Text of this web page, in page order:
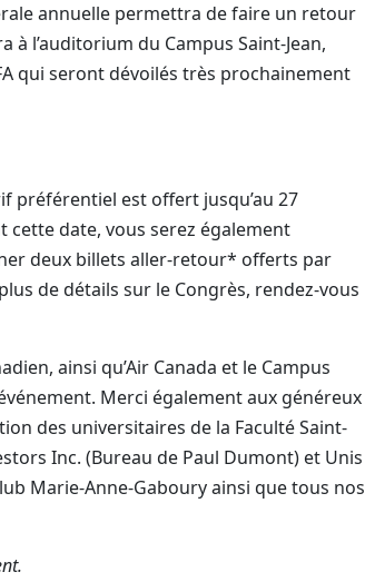
annuelle permettra de faire un retour
à l’auditorium du Campus Saint-Jean,
qui seront dévoilés très prochainement
préférentiel est offert jusqu’au 27
cette date, vous serez également
deux billets aller-retour* offerts par
de détails sur le Congrès, rendez-vous
ainsi qu’Air Canada et le Campus
Merci également aux généreux
des universitaires de la Faculté Saint-
Inc. (Bureau de Paul Dumont) et Unis
Marie-Anne-Gaboury ainsi que tous nos